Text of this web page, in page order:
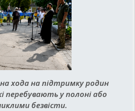
хода на підтримку родин
перебувають у полоні або
безвісти.